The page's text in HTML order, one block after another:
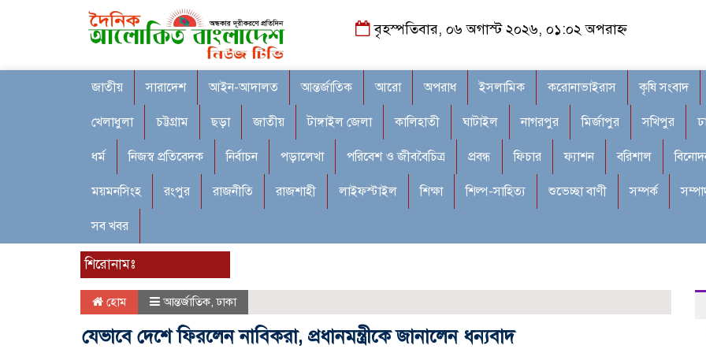
বৃহস্পতিবার, ০৬ অগাস্ট ২০২৬, ০১:০২ অপরাহ্ন
জাতীয় সারাদেশ আইন-আদালত আন্তর্জাতিক আরো অপরাধ ইসলামিক করোনাভাইরাস কৃষি সংবাদ
খেলাধুলা চট্টগ্রাম ছড়া জাতীয় টাঙ্গাইল জেলা কালিহাতী ঘাটাইল নাগরপুর মির্জাপুর সখিপুর
ধর্ম নিজস্ব প্রতিবেদক নির্বাচন পড়ালেখা পরিবেশ ও জীববৈচিত্র প্রবন্ধ ফিচার ফ্যাশন বরিশাল
ময়মনসিংহ রংপুর রাজনীতি রাজশাহী লাইফস্টাইল শিক্ষা শিল্প-সাহিত্য শুভেচ্ছা বাণী সম্পর্ক
সব খবর
শিরোনামঃ
হোম আন্তর্জাতিক,ঢাকা
যেভাবে দেশে ফিরলেন নাবিকরা, প্রধানমন্ত্রীকে জানালেন ধন্যবাদ